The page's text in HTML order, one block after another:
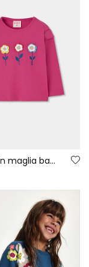
Maglietta in maglia bambina fragola ricamo fiori